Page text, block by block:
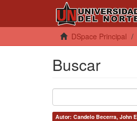
DSpace Principal
Buscar
Autor: Candelo Becerra, John